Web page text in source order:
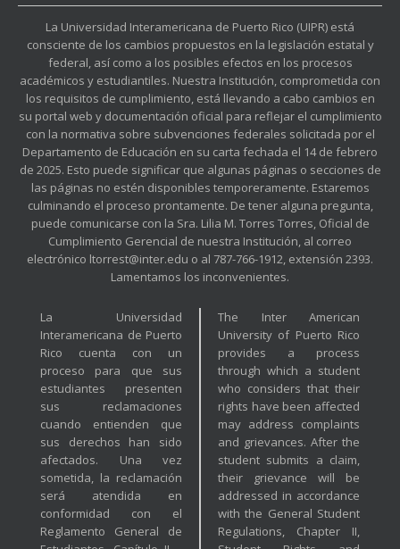
La Universidad Interamericana de Puerto Rico (UIPR) está
consciente de los cambios propuestos en la legislación estatal y
federal, así como a los posibles efectos en los procesos
académicos y estudiantiles. Nuestra Institución, comprometida con
los requisitos de cumplimiento, está llevando a cabo cambios en
su portal web y documentación oficial para reflejar el cumplimiento
con la normativa sobre subvenciones federales solicitada por el
Departamento de Educación en su carta fechada el 14 de febrero
de 2025. Esto puede significar que algunas páginas o secciones de
las páginas no estén disponibles temporeramente. Estaremos
culminando el proceso prontamente. De tener alguna pregunta,
puede comunicarse con la Sra. Lilia M. Torres Torres, Oficial de
Cumplimiento Gerencial de nuestra Institución, al correo
electrónico ltorrest@inter.edu o al 787-766-1912, extensión 2393.
Lamentamos los inconvenientes.
La Universidad
Interamericana de Puerto
Rico cuenta con un
proceso para que sus
estudiantes presenten
sus reclamaciones
cuando entienden que
sus derechos han sido
afectados. Una vez
sometida, la reclamación
será atendida en
conformidad con el
Reglamento General de
The Inter American
University of Puerto Rico
provides a process
through which a student
who considers that their
rights have been affected
may address complaints
and grievances. After the
student submits a claim,
their grievance will be
addressed in accordance
with the General Student
Regulations, Chapter II,